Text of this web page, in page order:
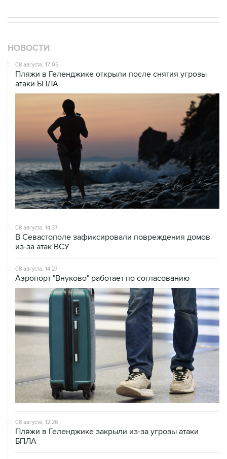
НОВОСТИ
08 августа, 17:05
Пляжи в Геленджике открыли после снятия угрозы
атаки БПЛА
08 августа, 14:37
В Севастополе зафиксировали повреждения домов
из-за атак ВСУ
08 августа, 14:27
Аэропорт "Внуково" работает по согласованию
08 августа, 12:26
Пляжи в Геленджике закрыли из-за угрозы атаки
БПЛА